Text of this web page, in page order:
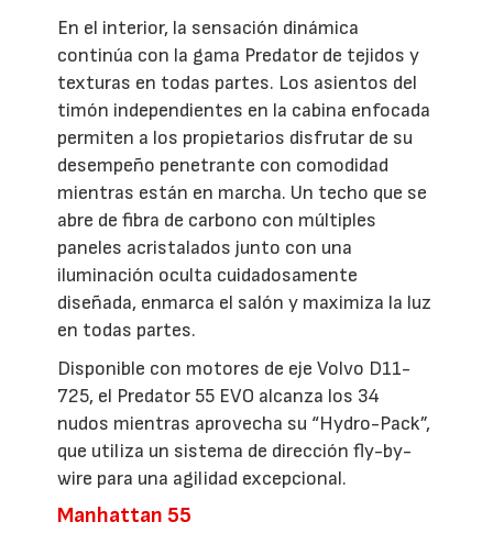
En el interior, la sensación dinámica
continúa con la gama Predator de tejidos y
texturas en todas partes. Los asientos del
timón independientes en la cabina enfocada
permiten a los propietarios disfrutar de su
desempeño penetrante con comodidad
mientras están en marcha. Un techo que se
abre de fibra de carbono con múltiples
paneles acristalados junto con una
iluminación oculta cuidadosamente
diseñada, enmarca el salón y maximiza la luz
en todas partes.
Disponible con motores de eje Volvo D11-
725, el Predator 55 EVO alcanza los 34
nudos mientras aprovecha su “Hydro-Pack”,
que utiliza un sistema de dirección fly-by-
wire para una agilidad excepcional.
Manhattan 55